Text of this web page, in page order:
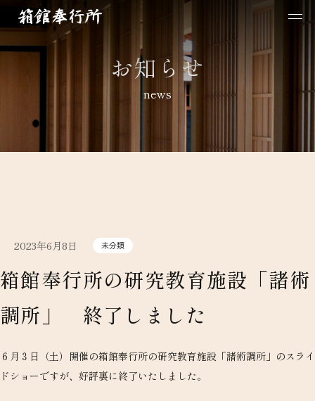
お知らせ
news
2023年6月8日 未分類
箱館奉行所の研究教育施設「諸術
調所」 終了しました
６月３日（土）開催の箱館奉行所の研究教育施設「諸術調所」のスライ
ドショーですが、好評裏に終了いたしました。